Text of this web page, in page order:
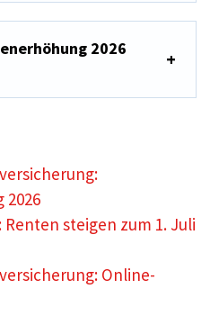
2026
2026
steigen zum 1. Juli
Online-